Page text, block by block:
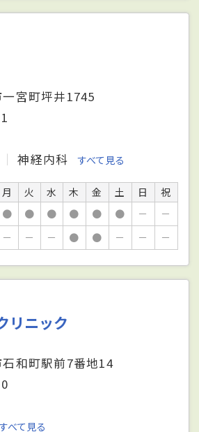
宮町坪井1745
神経内科 すべて見る
月 火 水 木 金 土 日
祝
● ● ● ● ● ● －
－
－ － － ● ● － － －
リニック
和町駅前7番地14
べて見る